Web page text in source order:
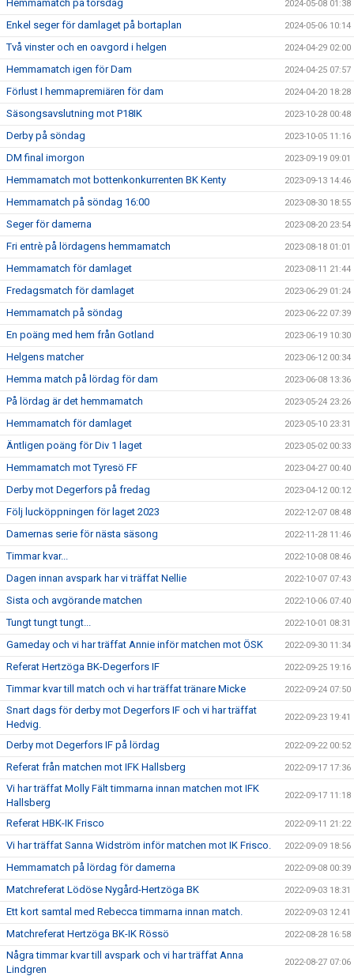
Hemmamatch på torsdag 2024-05-08 01:38
Enkel seger för damlaget på bortaplan 2024-05-06 10:14
Två vinster och en oavgord i helgen 2024-04-29 02:00
Hemmamatch igen för Dam 2024-04-25 07:57
Förlust I hemmapremiären för dam 2024-04-20 18:28
Säsongsavslutning mot P18IK 2023-10-28 00:48
Derby på söndag 2023-10-05 11:16
DM final imorgon 2023-09-19 09:01
Hemmamatch mot bottenkonkurrenten BK Kenty 2023-09-13 14:46
Hemmamatch på söndag 16:00 2023-08-30 18:55
Seger för damerna 2023-08-20 23:54
Fri entrè på lördagens hemmamatch 2023-08-18 01:01
Hemmamatch för damlaget 2023-08-11 21:44
Fredagsmatch för damlaget 2023-06-29 01:24
Hemmamatch på söndag 2023-06-22 07:39
En poäng med hem från Gotland 2023-06-19 10:30
Helgens matcher 2023-06-12 00:34
Hemma match på lördag för dam 2023-06-08 13:36
På lördag är det hemmamatch 2023-05-24 23:26
Hemmamatch för damlaget 2023-05-10 23:31
Äntligen poäng för Div 1 laget 2023-05-02 00:33
Hemmamatch mot Tyresö FF 2023-04-27 00:40
Derby mot Degerfors på fredag 2023-04-12 00:12
Följ lucköppningen för laget 2023 2022-12-07 08:48
Damernas serie för nästa säsong 2022-11-28 11:46
Timmar kvar... 2022-10-08 08:46
Dagen innan avspark har vi träffat Nellie 2022-10-07 07:43
Sista och avgörande matchen 2022-10-06 07:40
Tungt tungt tungt... 2022-10-01 08:31
Gameday och vi har träffat Annie inför matchen mot ÖSK 2022-09-30 11:34
Referat Hertzöga BK-Degerfors IF 2022-09-25 19:16
Timmar kvar till match och vi har träffat tränare Micke 2022-09-24 07:50
Snart dags för derby mot Degerfors IF och vi har träffat
Hedvig.
2022-09-23 19:41
Derby mot Degerfors IF på lördag 2022-09-22 00:52
Referat från matchen mot IFK Hallsberg 2022-09-17 17:36
Vi har träffat Molly Fält timmarna innan matchen mot IFK
Hallsberg
2022-09-17 11:18
Referat HBK-IK Frisco 2022-09-11 21:22
Vi har träffat Sanna Widström inför matchen mot IK Frisco. 2022-09-09 18:56
Hemmamatch på lördag för damerna 2022-09-08 00:39
Matchreferat Lödöse Nygård-Hertzöga BK 2022-09-03 18:31
Ett kort samtal med Rebecca timmarna innan match. 2022-09-03 12:41
Matchreferat Hertzöga BK-IK Rössö 2022-08-28 16:58
Några timmar kvar till avspark och vi har träffat Anna
Lindgren
2022-08-27 07:06